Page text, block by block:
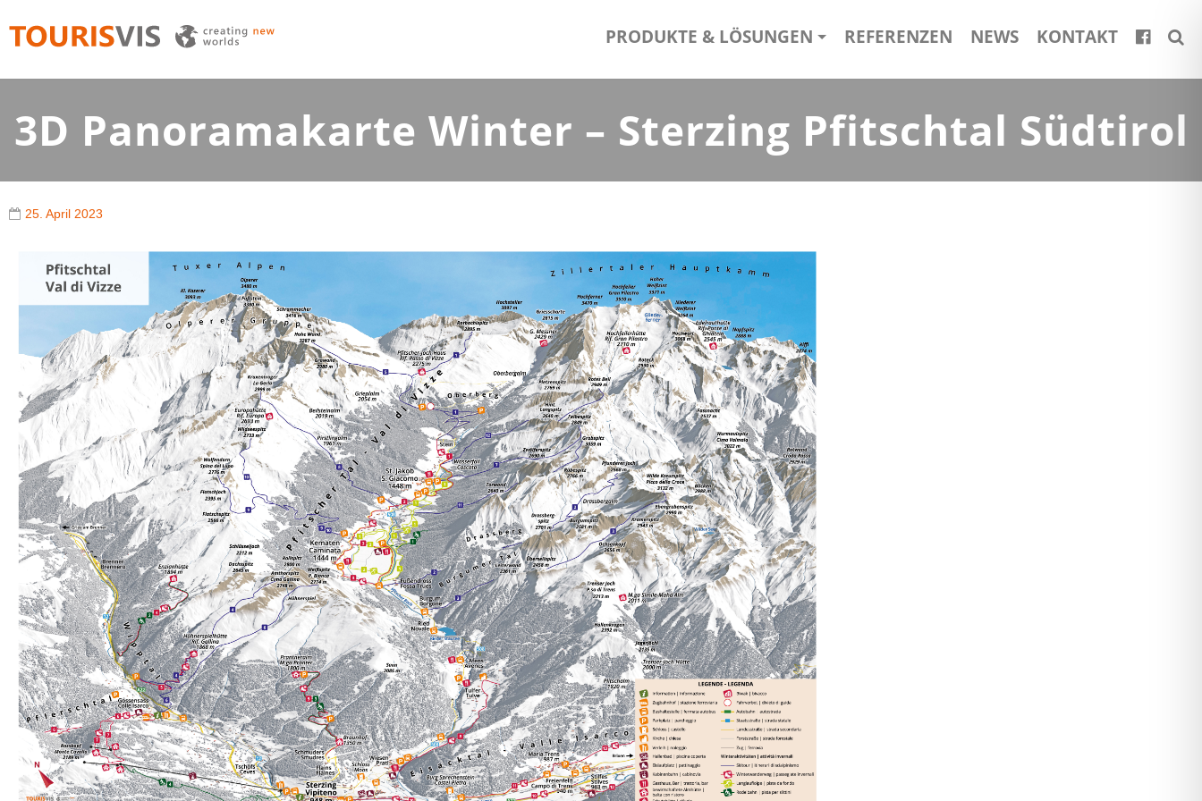
TOURISVIS
3D Panoramakarten aus Österreich
PRODUKTE & LÖSUNGEN REFERENZEN NEWS KONTAKT
3D Panoramakarte Winter – Sterzing Pfitschtal Südtirol
25. April 2023